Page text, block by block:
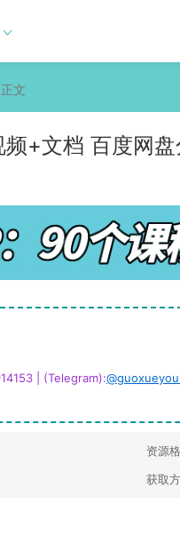
正文
+文档 百度网盘
| (Telegram):
资源
获取